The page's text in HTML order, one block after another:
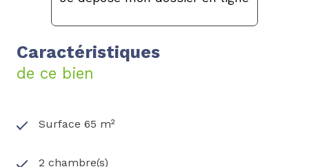
Caractéristiques
de ce bien
Surface 65 m²
2 chambre(s)